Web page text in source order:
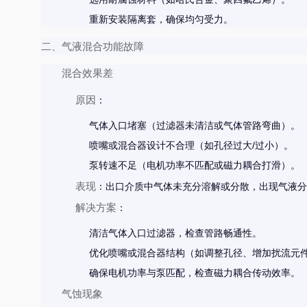
重新安装隔离套，确保均匀受力。
二、气液混合功能故障
混合效果差
原因 ：
气体入口堵塞（过滤器未清洁或气体管路弯曲）。
喷嘴或混合器设计不合理（如孔径过大/过小）。
泵转速不足（电机功率不匹配或磁力耦合打滑）。
表现 ：出口介质中气体未充分溶解或分散，出现气液分
解决方案 ：
清洁气体入口过滤器，检查管路畅通性。
优化喷嘴或混合器结构（如调整孔径、增加扰流元件
确保电机功率与泵匹配，检查磁力耦合传动效率。
气蚀现象